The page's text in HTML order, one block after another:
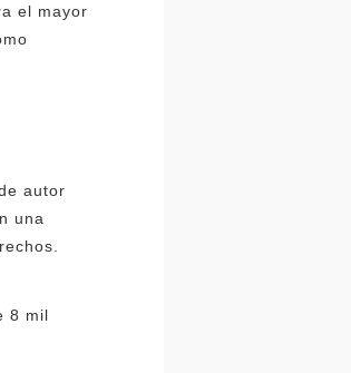
el mayor
autor
una
8 mil